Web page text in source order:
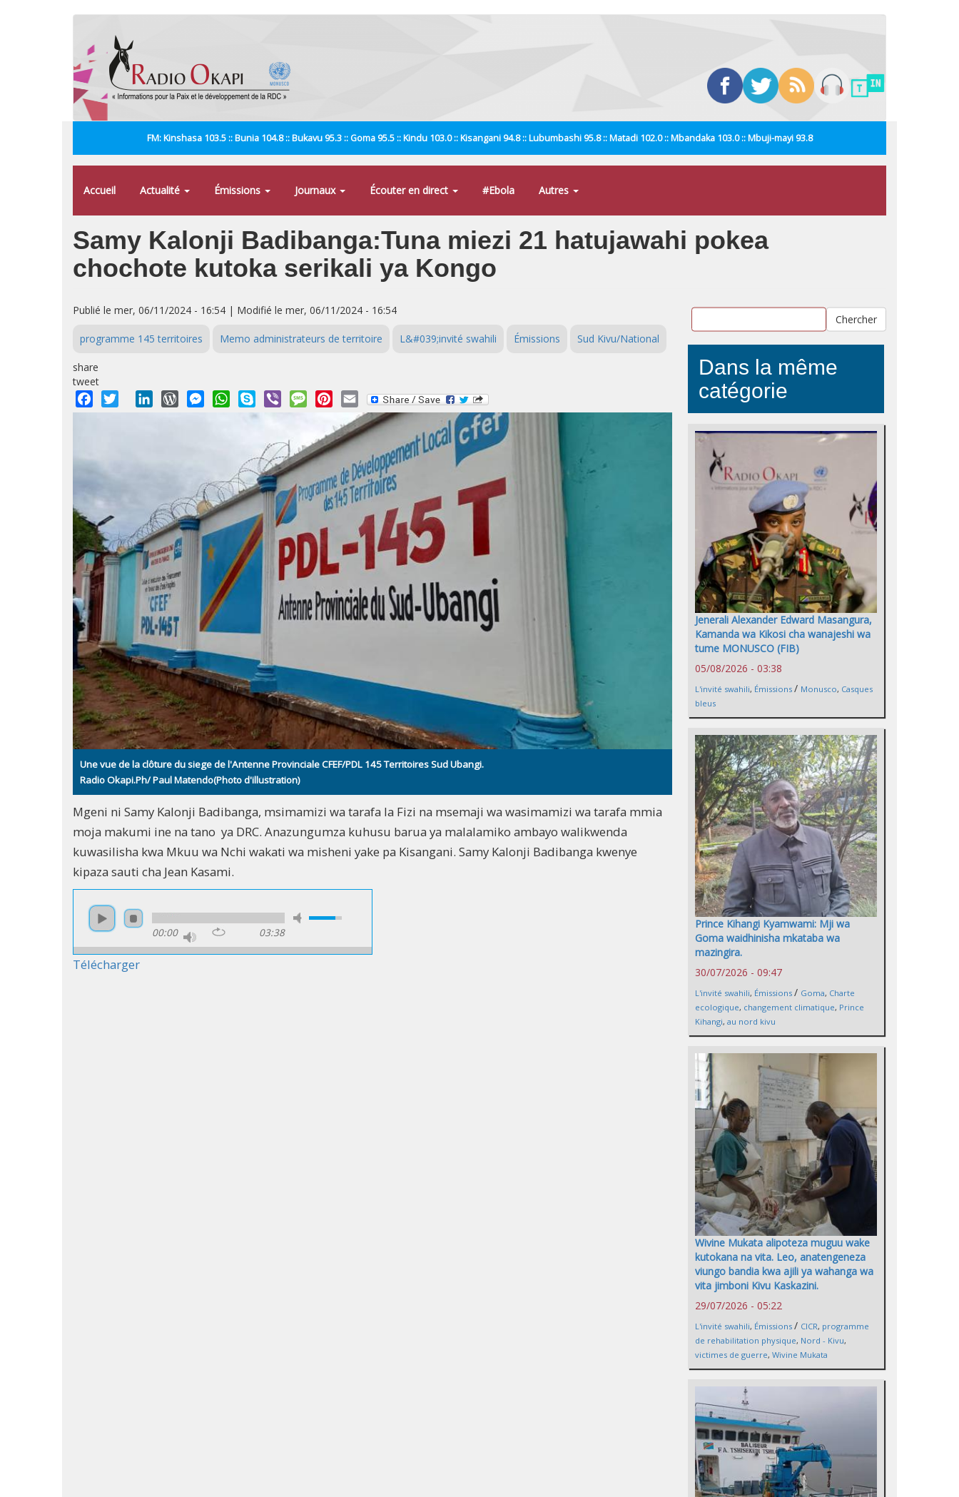
FM: Kinshasa 103.5 :: Bunia 104.8 :: Bukavu 95.3 :: Goma 95.5 :: Kindu 103.0 :: Kisangani 94.8 :: Lubumbashi 95.8 :: Matadi 102.0 :: Mbandaka 103.0 :: Mbuji-mayi 93.8
Accueil Actualité Émissions Journaux Écouter en direct #Ebola Autres
Samy Kalonji Badibanga:Tuna miezi 21 hatujawahi pokea
chochote kutoka serikali ya Kongo
Publié le mer, 06/11/2024 - 16:54 | Modifié le mer, 06/11/2024 - 16:54
programme 145 territoires Memo administrateurs de territoire L&#039;invité swahili Émissions Sud Kivu/National
share
tweet
Facebook
Twitter LinkedInWordPressMessengerWhatsApp
Skype Viber MessagePinterest
Email
Une vue de la clôture du siege de l'Antenne Provinciale CFEF/PDL 145 Territoires Sud Ubangi.
Radio Okapi.Ph/ Paul Matendo(Photo d'illustration)
Mgeni ni Samy Kalonji Badibanga, msimamizi wa tarafa la Fizi na msemaji wa wasimamizi wa tarafa mmia
moja makumi ine na tano ya DRC. Anazungumza kuhusu barua ya malalamiko ambayo walikwenda
kuwasilisha kwa Mkuu wa Nchi wakati wa misheni yake pa Kisangani. Samy Kalonji Badibanga kwenye
kipaza sauti cha Jean Kasami.
00:00 03:38
Télécharger
Chercher
Dans la même
catégorie
Jenerali Alexander Edward Masangura,
Kamanda wa Kikosi cha wanajeshi wa
tume MONUSCO (FIB)
05/08/2026 - 03:38
L'invité swahili, Émissions / Monusco, Casques
bleus
Prince Kihangi Kyamwami: Mji wa
Goma waidhinisha mkataba wa
mazingira.
30/07/2026 - 09:47
L'invité swahili, Émissions / Goma, Charte
ecologique, changement climatique, Prince
Kihangi, au nord kivu
Wivine Mukata alipoteza muguu wake
kutokana na vita. Leo, anatengeneza
viungo bandia kwa ajili ya wahanga wa
vita jimboni Kivu Kaskazini.
29/07/2026 - 05:22
L'invité swahili, Émissions / CICR, programme
de rehabilitation physique, Nord - Kivu,
victimes de guerre, Wivine Mukata